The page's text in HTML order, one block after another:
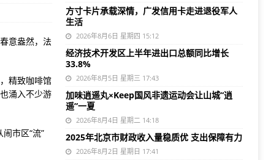
意盎然，法
精致咖啡馆
涌入不少游
市区“流”
方寸卡片承载深情，广发信用卡走进退役军人
生活
2026年8月6日 星期四 15:12
经济技术开发区上半年进出口总额同比增长
33.8%
2026年8月5日 星期三 17:43
加味逍遥丸×Keep国风非遗运动会让山城“逍
遥”一夏
2026年8月4日 星期二 14:18
2025年北京市财政收入量稳质优 支出保障有力
2026年8月2日 星期日 17:41